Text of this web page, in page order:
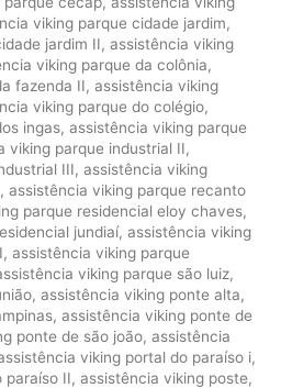
viking parque cidade jardim,
jardim II, assistência viking
viking parque da colônia,
fazenda II, assistência viking
viking parque do colégio,
ingas, assistência viking parque
viking parque industrial II,
III, assistência viking
, assistência viking parque recanto
parque residencial eloy chaves,
jundiaí, assistência viking
, assistência viking parque
viking parque são luiz,
, assistência viking ponte alta,
, assistência viking ponte de
ponte de são joão, assistência
viking portal do paraíso i,
paraíso II, assistência viking poste,